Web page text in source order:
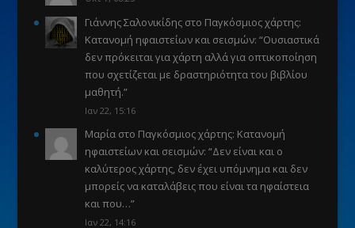
Γιάννης Σαλονικίδηςστο Παγκόσμιος χάρτης:
Κατανομή ηφαιστείων και σεισμών: “Ουσιαστικά
δεν πρόκειται για χάρτη αλλά για οπτικοποίηση
που σχετίζεται με δραστηριότητα του βιβλίου
μαθητή.”
Ιαν 22, 15:16
Μαρίαστο Παγκόσμιος χάρτης: Κατανομή
ηφαιστείων και σεισμών: “Δεν είναι και ο
καλύτερος χάρτης, δεν έχει υπόμνημα και δεν
μπορείς να καταλάβεις που είναι τα ηφαίστεια
και που…”
Ιαν 22, 14:16